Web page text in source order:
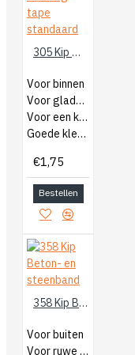
305 Kip Masking tape standaard
Voor binnen
Voor gladde ondergronden
Voor een korte periode
Goede kleefkracht
€1,75
Bestellen
358 Kip Beton- en steenband
Voor buiten
Voor ruwe ondergronden